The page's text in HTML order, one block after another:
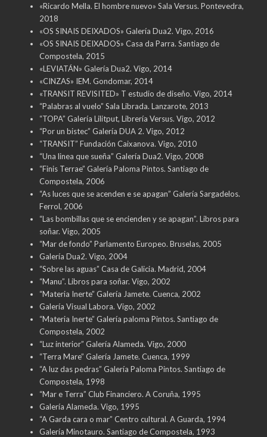
«Ricardo Mella. El hombre nuevo» Sala Versus. Pontevedra,
2018
«OS SINAIS DEIXADOS» Galería Dua2. Vigo, 2016
«OS SINAIS DEIXADOS» Casa da Parra. Santiago de
Compostela, 2015
«LEVIATÁN» Galería Dua2. Vigo, 2014
«CINZAS» IEM. Gondomar, 2014
«TRANSIT REVISITED» T estudio de diseño. Vigo, 2014
“Palabras al vuelo” Sala Librada. Lanzarote, 2013
“TOPA” Galería Lilitput, Librería Versus. Vigo, 2012
“Por un bistec” Galería DUA 2. Vigo, 2012
“TRANSIT” Fundación Caixanova. Vigo, 2010
“Una linea que sueña” Galería Dua2. Vigo, 2008
“Finis Terrae” Galería Paloma Pintos. Santiago de
Compostela, 2006
“As luces que se acenden e se apagan” Galería Sargadelos.
Ferrol, 2006
“Las bombillas que se encienden y se apagan”. Libros para
soñar. Vigo, 2005
“Mar de fondo” Parlamento Europeo. Bruselas, 2005
Galería Dua2. Vigo, 2004
“Sobre las aguas” Casa de Galicia. Madrid, 2004
“Manu”. Libros para soñar. Vigo, 2002
“Materia Inerte” Galería Jamete. Cuenca, 2002
Galería Visual Labora. Vigo, 2002
“Materia Inerte” Galería paloma Pintos. Santiago de
Compostela, 2002
“Luz interior” Galería Alameda. Vigo, 2000
“Terra Mare” Galería Jamete. Cuenca, 1999
“A luz das pedras” Galería Paloma Pintos. Santiago de
Compostela, 1998
“Mar e Terra” Club Financiero. A Coruña, 1995
Galería Alameda. Vigo, 1995
“A Garda cara o mar” Centro cultural. A Guarda, 1994
Galería Minotauro. Santiago de Compostela, 1993